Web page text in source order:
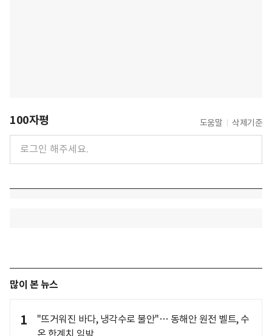
100자평 도움말 삭제기준
많이 본 뉴스
1
"뜨거워진 바다, 냉각수로 불안"… 동해안 원전 벨트, 수